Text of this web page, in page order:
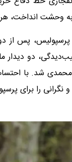
وحشت انداخت،
پس از
نگرانی را برای